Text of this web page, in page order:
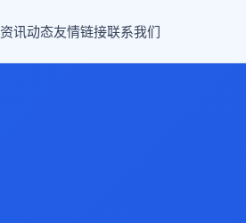
资讯动态友情链接联系我们